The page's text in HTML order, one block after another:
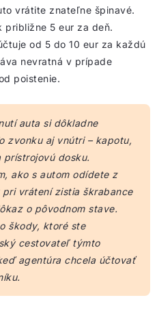
vrátite znateľne špinavé.
približne 5 eur za deň.
od 5 do 10 eur za každú
nevratná v prípade
poistenie.
auta si dôkladne
zvonku aj vnútri – kapotu,
prístrojovú dosku.
ako s autom odídete z
vrátení zistia škrabance
o pôvodnom stave.
škody, ktoré ste
cestovateľ týmto
agentúra chcela účtovať